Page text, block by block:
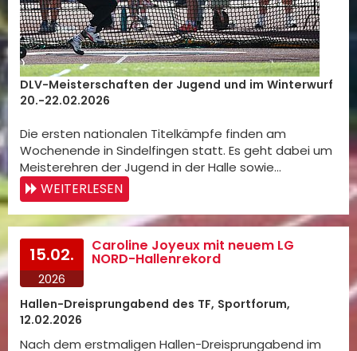
DLV-Meisterschaften der Jugend und im Winterwurf
20.-22.02.2026
Die ersten nationalen Titelkämpfe finden am
Wochenende in Sindelfingen statt. Es geht dabei um
Meisterehren der Jugend in der Halle sowie…
WEITERLESEN
15.02.
2026
Caroline Joyeux mit neuem LG
NORD-Hallenrekord
Hallen-Dreisprungabend des TF, Sportforum,
12.02.2026
Nach dem erstmaligen Hallen-Dreisprungabend im